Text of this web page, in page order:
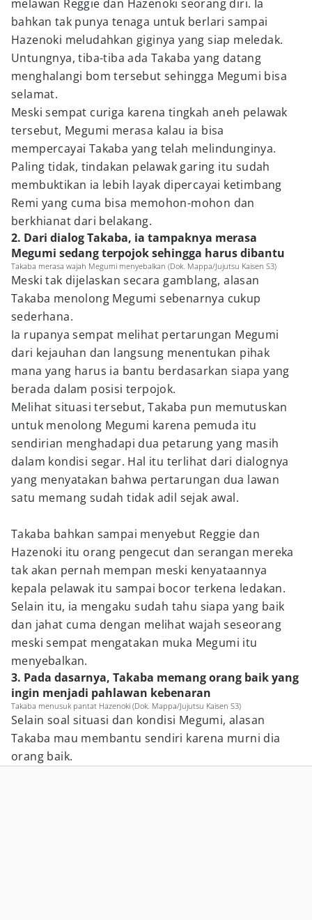
melawan Reggie dan Hazenoki seorang diri. Ia
bahkan tak punya tenaga untuk berlari sampai
Hazenoki meludahkan giginya yang siap meledak.
Untungnya, tiba-tiba ada Takaba yang datang
menghalangi bom tersebut sehingga Megumi bisa
selamat.
Meski sempat curiga karena tingkah aneh pelawak
tersebut, Megumi merasa kalau ia bisa
mempercayai Takaba yang telah melindunginya.
Paling tidak, tindakan pelawak garing itu sudah
membuktikan ia lebih layak dipercayai ketimbang
Remi yang cuma bisa memohon-mohon dan
berkhianat dari belakang.
2. Dari dialog Takaba, ia tampaknya merasa
Megumi sedang terpojok sehingga harus dibantu
Takaba merasa wajah Megumi menyebalkan (Dok. Mappa/Jujutsu Kaisen S3)
Meski tak dijelaskan secara gamblang, alasan
Takaba menolong Megumi sebenarnya cukup
sederhana.
Ia rupanya sempat melihat pertarungan Megumi
dari kejauhan dan langsung menentukan pihak
mana yang harus ia bantu berdasarkan siapa yang
berada dalam posisi terpojok.
Melihat situasi tersebut, Takaba pun memutuskan
untuk menolong Megumi karena pemuda itu
sendirian menghadapi dua petarung yang masih
dalam kondisi segar. Hal itu terlihat dari dialognya
yang menyatakan bahwa pertarungan dua lawan
satu memang sudah tidak adil sejak awal.
Takaba bahkan sampai menyebut Reggie dan
Hazenoki itu orang pengecut dan serangan mereka
tak akan pernah mempan meski kenyataannya
kepala pelawak itu sampai bocor terkena ledakan.
Selain itu, ia mengaku sudah tahu siapa yang baik
dan jahat cuma dengan melihat wajah seseorang
meski sempat mengatakan muka Megumi itu
menyebalkan.
3. Pada dasarnya, Takaba memang orang baik yang
ingin menjadi pahlawan kebenaran
Takaba menusuk pantat Hazenoki (Dok. Mappa/Jujutsu Kaisen S3)
Selain soal situasi dan kondisi Megumi, alasan
Takaba mau membantu sendiri karena murni dia
orang baik.